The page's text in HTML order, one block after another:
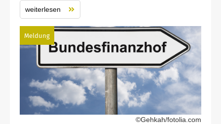
weiterlesen
Meldung
©Gehkah/fotolia.com